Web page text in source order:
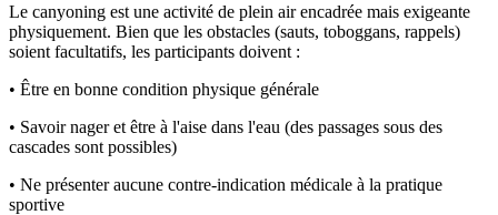
Le canyoning est une activité de plein air encadrée mais exigeante
physiquement. Bien que les obstacles (sauts, toboggans, rappels)
soient facultatifs, les participants doivent :
• Être en bonne condition physique générale
• Savoir nager et être à l'aise dans l'eau (des passages sous des
cascades sont possibles)
• Ne présenter aucune contre-indication médicale à la pratique
sportive